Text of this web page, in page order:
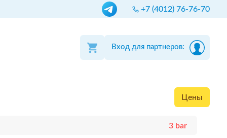
+7 (4012) 76-76-70
Вход для партнеров:
Цены
3 bar